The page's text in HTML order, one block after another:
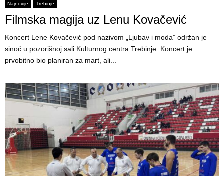
Najnovije Trebinje
Filmska magija uz Lenu Kovačević
Koncert Lene Kovačević pod nazivom „Ljubav i moda” održan je
sinoć u pozorišnoj sali Kulturnog centra Trebinje. Koncert je
prvobitno bio planiran za mart, ali...